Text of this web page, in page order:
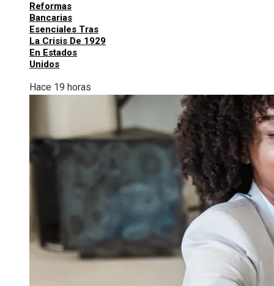
Reformas
Bancarias
Esenciales Tras
La Crisis De 1929
En Estados
Unidos
Hace 19 horas